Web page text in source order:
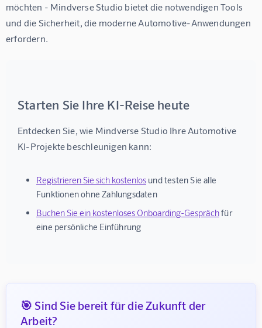
möchten - Mindverse Studio bietet die notwendigen Tools
und die Sicherheit, die moderne Automotive-Anwendungen
erfordern.
Starten Sie Ihre KI-Reise heute
Entdecken Sie, wie Mindverse Studio Ihre Automotive
KI-Projekte beschleunigen kann:
Registrieren Sie sich kostenlos und testen Sie alle
Funktionen ohne Zahlungsdaten
Buchen Sie ein kostenloses Onboarding-Gesprächfür
eine persönliche Einführung
🎯 Sind Sie bereit für die Zukunft der
Arbeit?